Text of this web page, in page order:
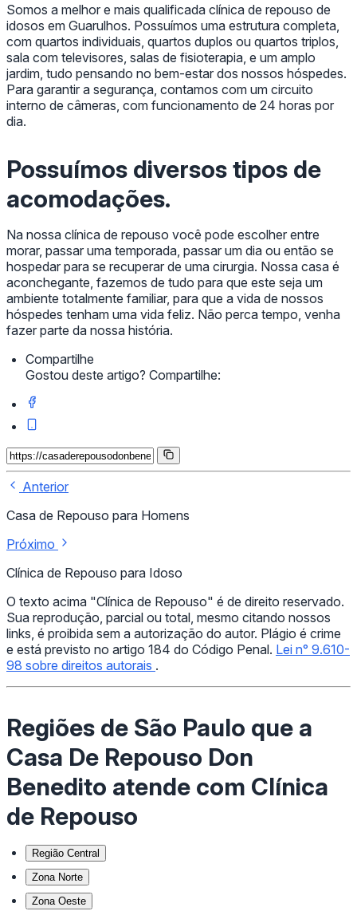
Somos a melhor e mais qualificada clínica de repouso de
idosos em Guarulhos. Possuímos uma estrutura completa,
com quartos individuais, quartos duplos ou quartos triplos,
sala com televisores, salas de fisioterapia, e um amplo
jardim, tudo pensando no bem-estar dos nossos hóspedes.
Para garantir a segurança, contamos com um circuito
interno de câmeras, com funcionamento de 24 horas por
dia.
Possuímos diversos tipos de
acomodações.
Na nossa clínica de repouso você pode escolher entre
morar, passar uma temporada, passar um dia ou então se
hospedar para se recuperar de uma cirurgia. Nossa casa é
aconchegante, fazemos de tudo para que este seja um
ambiente totalmente familiar, para que a vida de nossos
hóspedes tenham uma vida feliz. Não perca tempo, venha
fazer parte da nossa história.
Compartilhe
Gostou deste artigo? Compartilhe:
Anterior
Casa de Repouso para Homens
Próximo
Clínica de Repouso para Idoso
O texto acima "Clínica de Repouso" é de direito reservado.
Sua reprodução, parcial ou total, mesmo citando nossos
links, é proibida sem a autorização do autor. Plágio é crime
e está previsto no artigo 184 do Código Penal. Lei n° 9.610-
98 sobre direitos autorais .
Regiões de São Paulo que a
Casa De Repouso Don
Benedito atende com Clínica
de Repouso
Região Central
Zona Norte
Zona Oeste